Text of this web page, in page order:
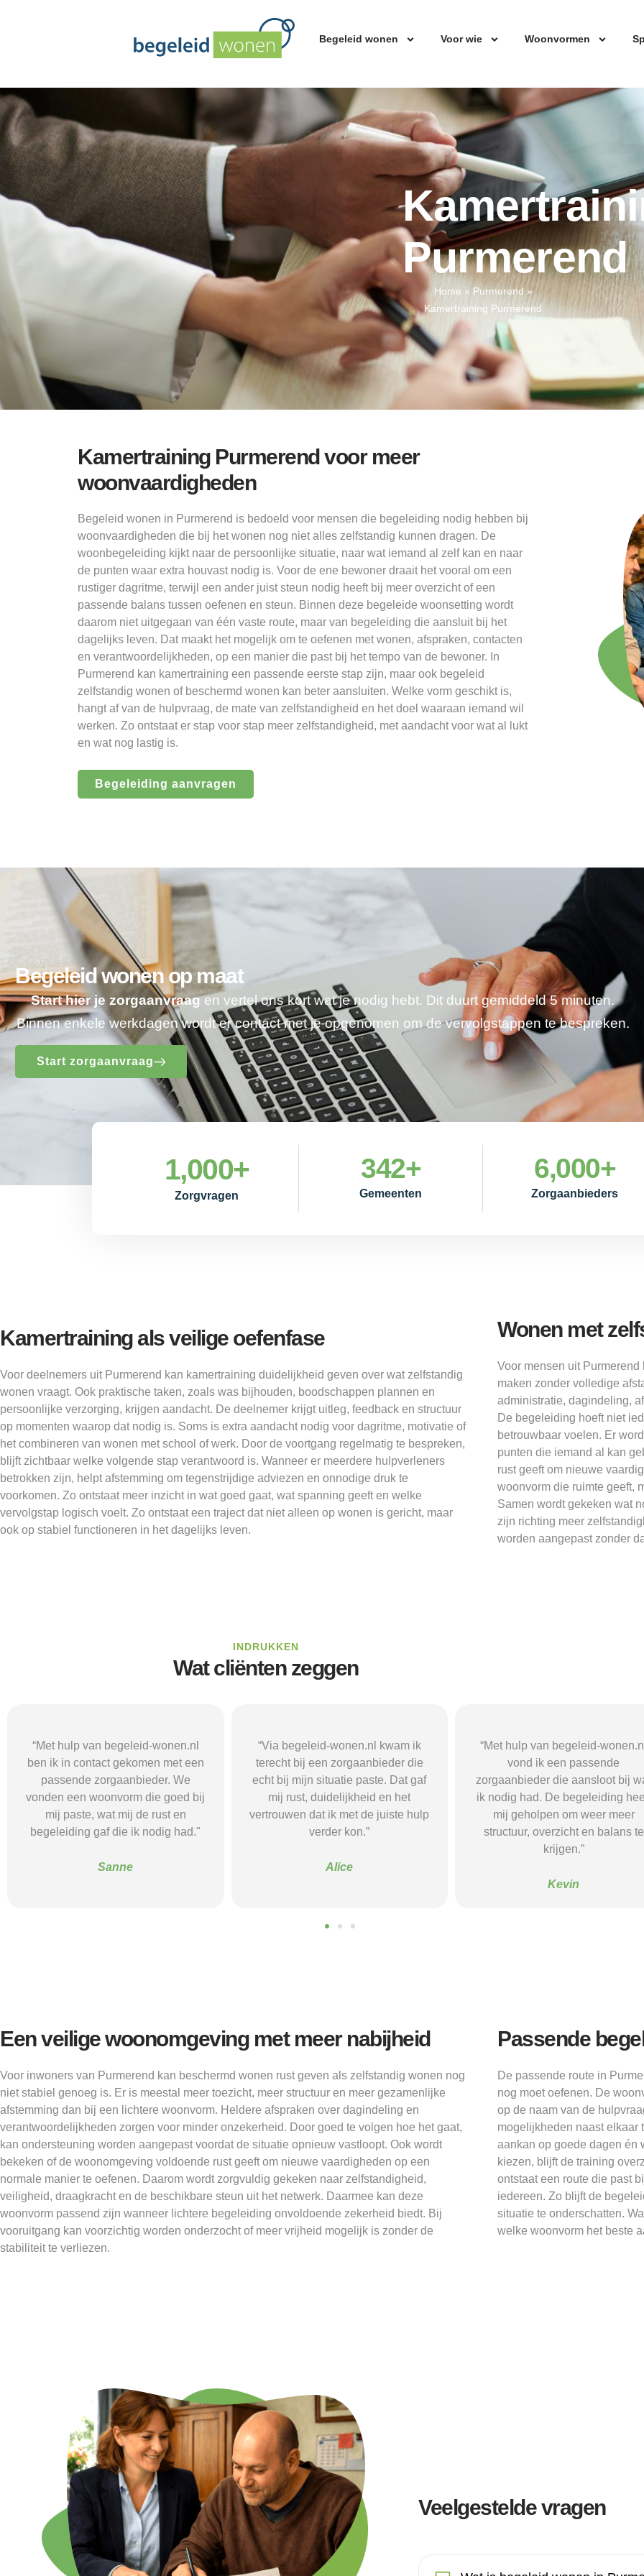
Begeleid wonen Voor wie Woonvormen
Purmerend
Home » Purmerend »
Kamertraining Purmerend
Kamertraining Purmerend voor meer
woonvaardigheden
Begeleid wonen in Purmerend is bedoeld voor mensen die begeleiding nodig hebben bij
woonvaardigheden die bij het wonen nog niet alles zelfstandig kunnen dragen. De
woonbegeleiding kijkt naar de persoonlijke situatie, naar wat iemand al zelf kan en naar
de punten waar extra houvast nodig is. Voor de ene bewoner draait het vooral om een
rustiger dagritme, terwijl een ander juist steun nodig heeft bij meer overzicht of een
passende balans tussen oefenen en steun. Binnen deze begeleide woonsetting wordt
daarom niet uitgegaan van één vaste route, maar van begeleiding die aansluit bij het
dagelijks leven. Dat maakt het mogelijk om te oefenen met wonen, afspraken, contacten
en verantwoordelijkheden, op een manier die past bij het tempo van de bewoner. In
Purmerend kan kamertraining een passende eerste stap zijn, maar ook begeleid
zelfstandig wonen of beschermd wonen kan beter aansluiten. Welke vorm geschikt is,
hangt af van de hulpvraag, de mate van zelfstandigheid en het doel waaraan iemand wil
werken. Zo ontstaat er stap voor stap meer zelfstandigheid, met aandacht voor wat al lukt
en wat nog lastig is.
Begeleiding aanvragen
Begeleid wonen op maat
Start hier je zorgaanvraagen vertel ons kort wat je nodig hebt. Dit duurt gemiddeld 5 minuten.
Binnen enkele werkdagen wordt er contact met je opgenomen om de vervolgstappen te bespreken.
Start zorgaanvraag
Zorgvragen
1,000+
Gemeenten
342+
Zorgaanbieders
6,000+
Kamertraining als veilige oefenfase
Voor deelnemers uit Purmerend kan kamertraining duidelijkheid geven over wat zelfstandig
wonen vraagt. Ook praktische taken, zoals was bijhouden, boodschappen plannen en
persoonlijke verzorging, krijgen aandacht. De deelnemer krijgt uitleg, feedback en structuur
op momenten waarop dat nodig is. Soms is extra aandacht nodig voor dagritme, motivatie of
het combineren van wonen met school of werk. Door de voortgang regelmatig te bespreken,
blijft zichtbaar welke volgende stap verantwoord is. Wanneer er meerdere hulpverleners
betrokken zijn, helpt afstemming om tegenstrijdige adviezen en onnodige druk te
voorkomen. Zo ontstaat meer inzicht in wat goed gaat, wat spanning geeft en welke
vervolgstap logisch voelt. Zo ontstaat een traject dat niet alleen op wonen is gericht, maar
ook op stabiel functioneren in het dagelijks leven.
Wonen met
Voor mensen uit
maken zonder volledige
administratie, dagindeling,
De begeleiding hoeft niet
betrouwbaar voelen. Er
punten die iemand al kan
rust geeft om nieuwe
woonvorm die ruimte geeft,
Samen wordt gekeken wat
zijn richting meer
worden aangepast zonder
INDRUKKEN
Wat cliënten zeggen
“Via begeleid-wonen.nl kwam ik
terecht bij een zorgaanbieder die
echt bij mijn situatie paste. Dat gaf
mij rust, duidelijkheid en het
vertrouwen dat ik met de juiste hulp
verder kon.”
Alice
“Met hulp van begeleid-wonen.nl
vond ik een passende
zorgaanbieder die aansloot bij wat
ik nodig had. De begeleiding heeft
mij geholpen om weer meer
structuur, overzicht en balans te
“Met hulp van begeleid-wonen.nl
ben ik in contact gekomen met
passende zorgaanbieder. We
vonden een woonvorm die goed
mij paste, wat mij de rust en
begeleiding gaf die ik nodig had."
Een veilige woonomgeving met meer nabijheid
Voor inwoners van Purmerend kan beschermd wonen rust geven als zelfstandig wonen nog
niet stabiel genoeg is. Er is meestal meer toezicht, meer structuur en meer gezamenlijke
afstemming dan bij een lichtere woonvorm. Heldere afspraken over dagindeling en
verantwoordelijkheden zorgen voor minder onzekerheid. Door goed te volgen hoe het gaat,
kan ondersteuning worden aangepast voordat de situatie opnieuw vastloopt. Ook wordt
bekeken of de woonomgeving voldoende rust geeft om nieuwe vaardigheden op een
normale manier te oefenen. Daarom wordt zorgvuldig gekeken naar zelfstandigheid,
veiligheid, draagkracht en de beschikbare steun uit het netwerk. Daarmee kan deze
woonvorm passend zijn wanneer lichtere begeleiding onvoldoende zekerheid biedt. Bij
vooruitgang kan voorzichtig worden onderzocht of meer vrijheid mogelijk is zonder de
stabiliteit te verliezen.
Passende
De passende route in
nog moet oefenen. De
op de naam van de
mogelijkheden naast elkaar
aankan op goede dagen én
kiezen, blijft de training
ontstaat een route die past
iedereen. Zo blijft de
situatie te onderschatten.
welke woonvorm het beste
Veelgestelde vragen